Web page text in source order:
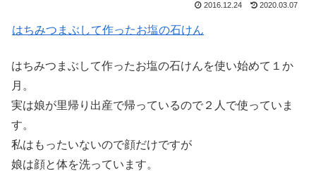
2016.12.24 2020.03.07
はちみつまぶして作ったお塩の石けん
はちみつまぶして作ったお塩の石けんを使い始めて１か
月。
実は娘が里帰り出産で帰っているので２人で使っていま
す。
私はもったいないので顔だけですが
娘は顔と体を洗っています。